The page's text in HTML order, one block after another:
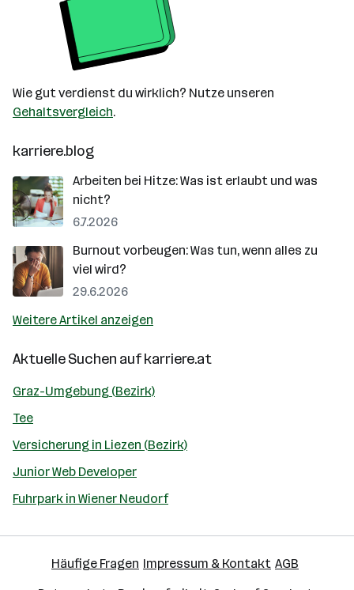
Wie gut verdienst du wirklich? Nutze unseren
Gehaltsvergleich.
karriere.blog
Arbeiten bei Hitze: Was ist erlaubt und was
nicht?
6.7.2026
Burnout vorbeugen: Was tun, wenn alles zu
viel wird?
29.6.2026
Weitere Artikel anzeigen
Aktuelle Suchen aufkarriere.at
Graz-Umgebung (Bezirk)
Tee
Versicherung in Liezen (Bezirk)
Junior Web Developer
Fuhrpark in Wiener Neudorf
Häufige Fragen Impressum & Kontakt AGB